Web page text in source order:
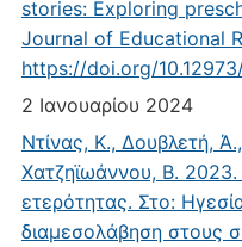
stories: Exploring
Journal of Educational
https://doi.org/10.12973/
2 Ιανουαρίου 2024
Ντίνας, Κ., Δουβλετή,
Χατζηϊωάννου, Β. 2023.
ετερότητας. Στο:
διαμεσολάβηση στους